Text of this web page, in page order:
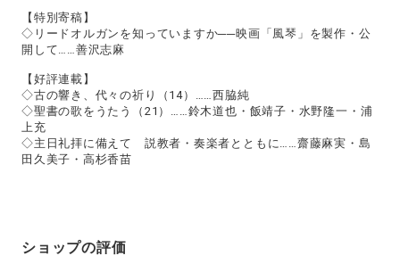
【特別寄稿】
◇リードオルガンを知っていますか──映画「風琴」を製作・公
開して……善沢志麻
【好評連載】
◇古の響き、代々の祈り（14）……西脇純
◇聖書の歌をうたう（21）……鈴木道也・飯靖子・水野隆一・浦
上充
◇主日礼拝に備えて 説教者・奏楽者とともに……齋藤麻実・島
田久美子・高杉香苗
ショップの評価